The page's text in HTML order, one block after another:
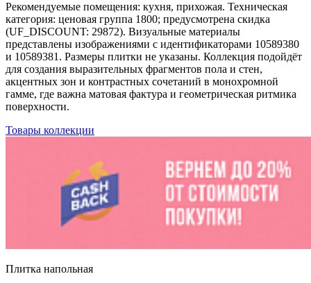
Рекомендуемые помещения: кухня, прихожая. Техническая
категория: ценовая группа 1800; предусмотрена скидка
(UF_DISCOUNT: 29872). Визуальные материалы
представлены изображениями с идентификаторами 10589380
и 10589381. Размеры плитки не указаны. Коллекция подойдёт
для создания выразительных фрагментов пола и стен,
акцентных зон и контрастных сочетаний в монохромной
гамме, где важна матовая фактура и геометрическая ритмика
поверхности.
Товары коллекции
Плитка напольная